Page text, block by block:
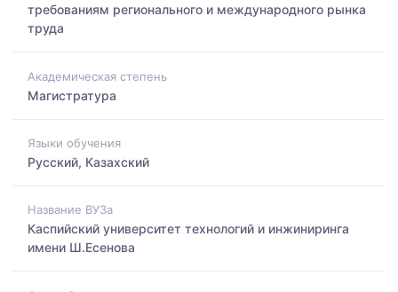
требованиям регионального и международного рынка
труда
Академическая степень
Магистратура
Языки обучения
Русский, Казахский
Название ВУЗа
Каспийский университет технологий и инжиниринга
имени Ш.Есенова